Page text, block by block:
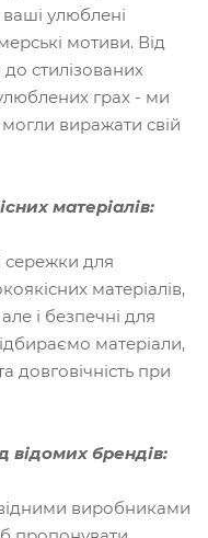
улюблені
мотиви. Від
стилізованих
грах - ми
виражати свій
матеріалів:
сережки для
матеріалів,
але і безпечні для
матеріали,
довговічність при
відомих брендів:
виробниками